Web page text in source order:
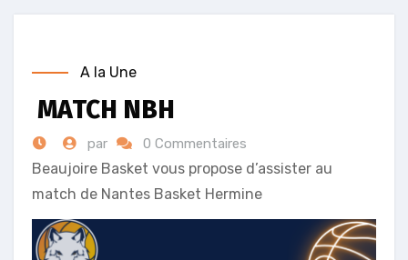
A la Une
MATCH NBH
par 0 Commentaires
Beaujoire Basket vous propose d’assister au
match de Nantes Basket Hermine